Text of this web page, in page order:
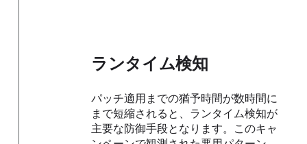
ランタイム検知
パッチ適用までの猶予時間が数時間に
まで短縮されると、ランタイム検知が
主要な防御手段となります。このキャ